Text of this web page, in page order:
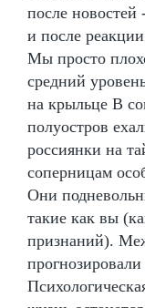
после новостей
и после
Мы просто
средний
на крыльце В
полуостров
россиянки на
соперницам
Они
такие как вы
признаний).